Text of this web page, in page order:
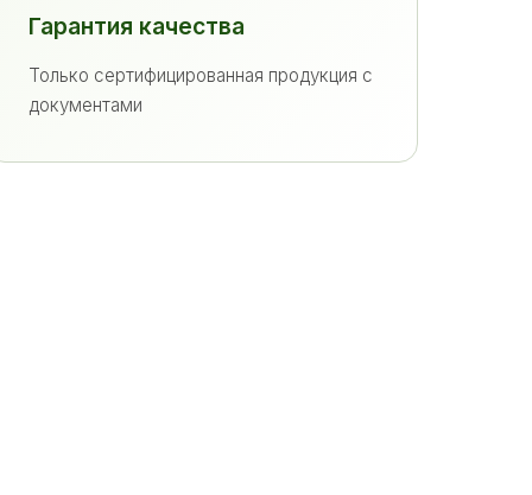
Гарантия качества
Только сертифицированная продукция с
документами